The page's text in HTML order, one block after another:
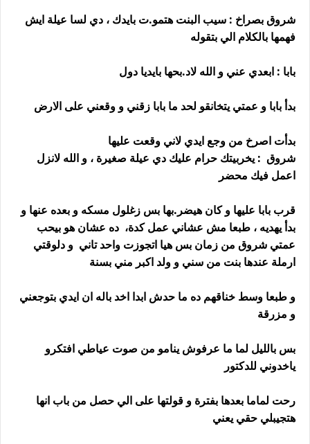
شروق بصراخ : سيب البنت هتمو.ت بايدك ، دي لسا عيلة ايش
فهمها بالكلام الي بتقوله
بابا : ابعدي عني و الله لاد.بحها بايديا دول
بدأ بابا و عمتي يتخانقو لحد ما بابا زقني و وقعني على الارض
بدأت اصرخ من وجع ايدي لاني وقعت عليها
شروق : يخربيتك حرام عليك دي عيلة صغيرة ، و الله لانزل
اعمل فيك محضر
قرب بابا عليها و كان هيضر.بها بس زغلول مسكه و بعده عنها و
بدأ يهديه ، طبعا مش عشاني عمل كدة، ده عشان هو بيحب
عمتي شروق من زمان بس هيا اتجوزت واحد تاني و دلوقتي
ارملة عندها بنت من سني و ولد اكبر مني بسنة
و طبعا وسط خناقهم ده ما حدش ابدا اخد باله ان ايدي بتوجعني
و مزرقة
بس بالليل لما ما عرفوش ينامو من صوت عياطي افتكرو
ياخدوني للدكتور
رحت لماما بعدها بفترة و قولتها على الي حصل من باب انها
هتجيبلي حقي يعني